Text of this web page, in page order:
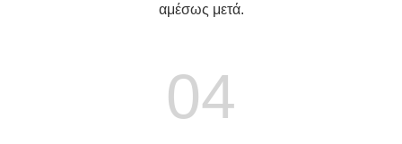
αμέσως μετά.
04